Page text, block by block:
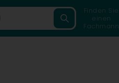
Finden Sie
einen
Fachmann